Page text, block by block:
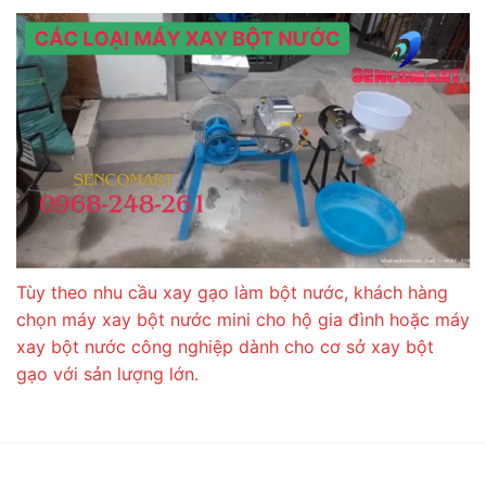
Tùy theo nhu cầu xay gạo làm bột nước, khách hàng
chọn máy xay bột nước mini cho hộ gia đình hoặc máy
xay bột nước công nghiệp dành cho cơ sở xay bột
gạo với sản lượng lớn.